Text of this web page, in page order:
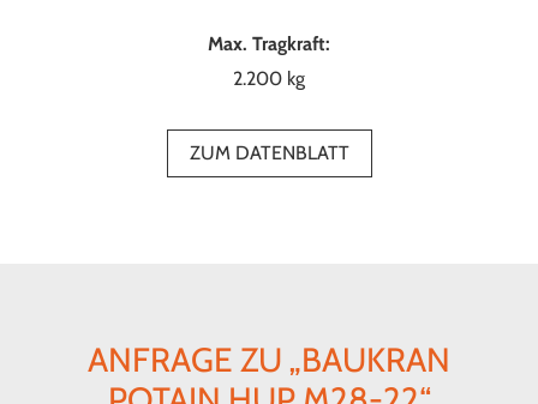
Max. Tragkraft:
2.200 kg
ZUM DATENBLATT
ANFRAGE ZU „BAUKRAN